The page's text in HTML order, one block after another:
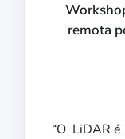
remota
“O LiDAR é